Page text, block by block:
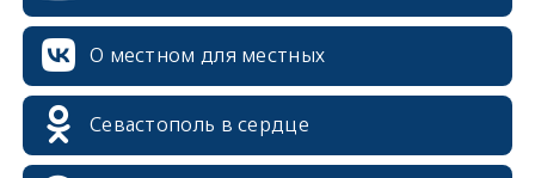
О местном для местных
Севастополь в сердце